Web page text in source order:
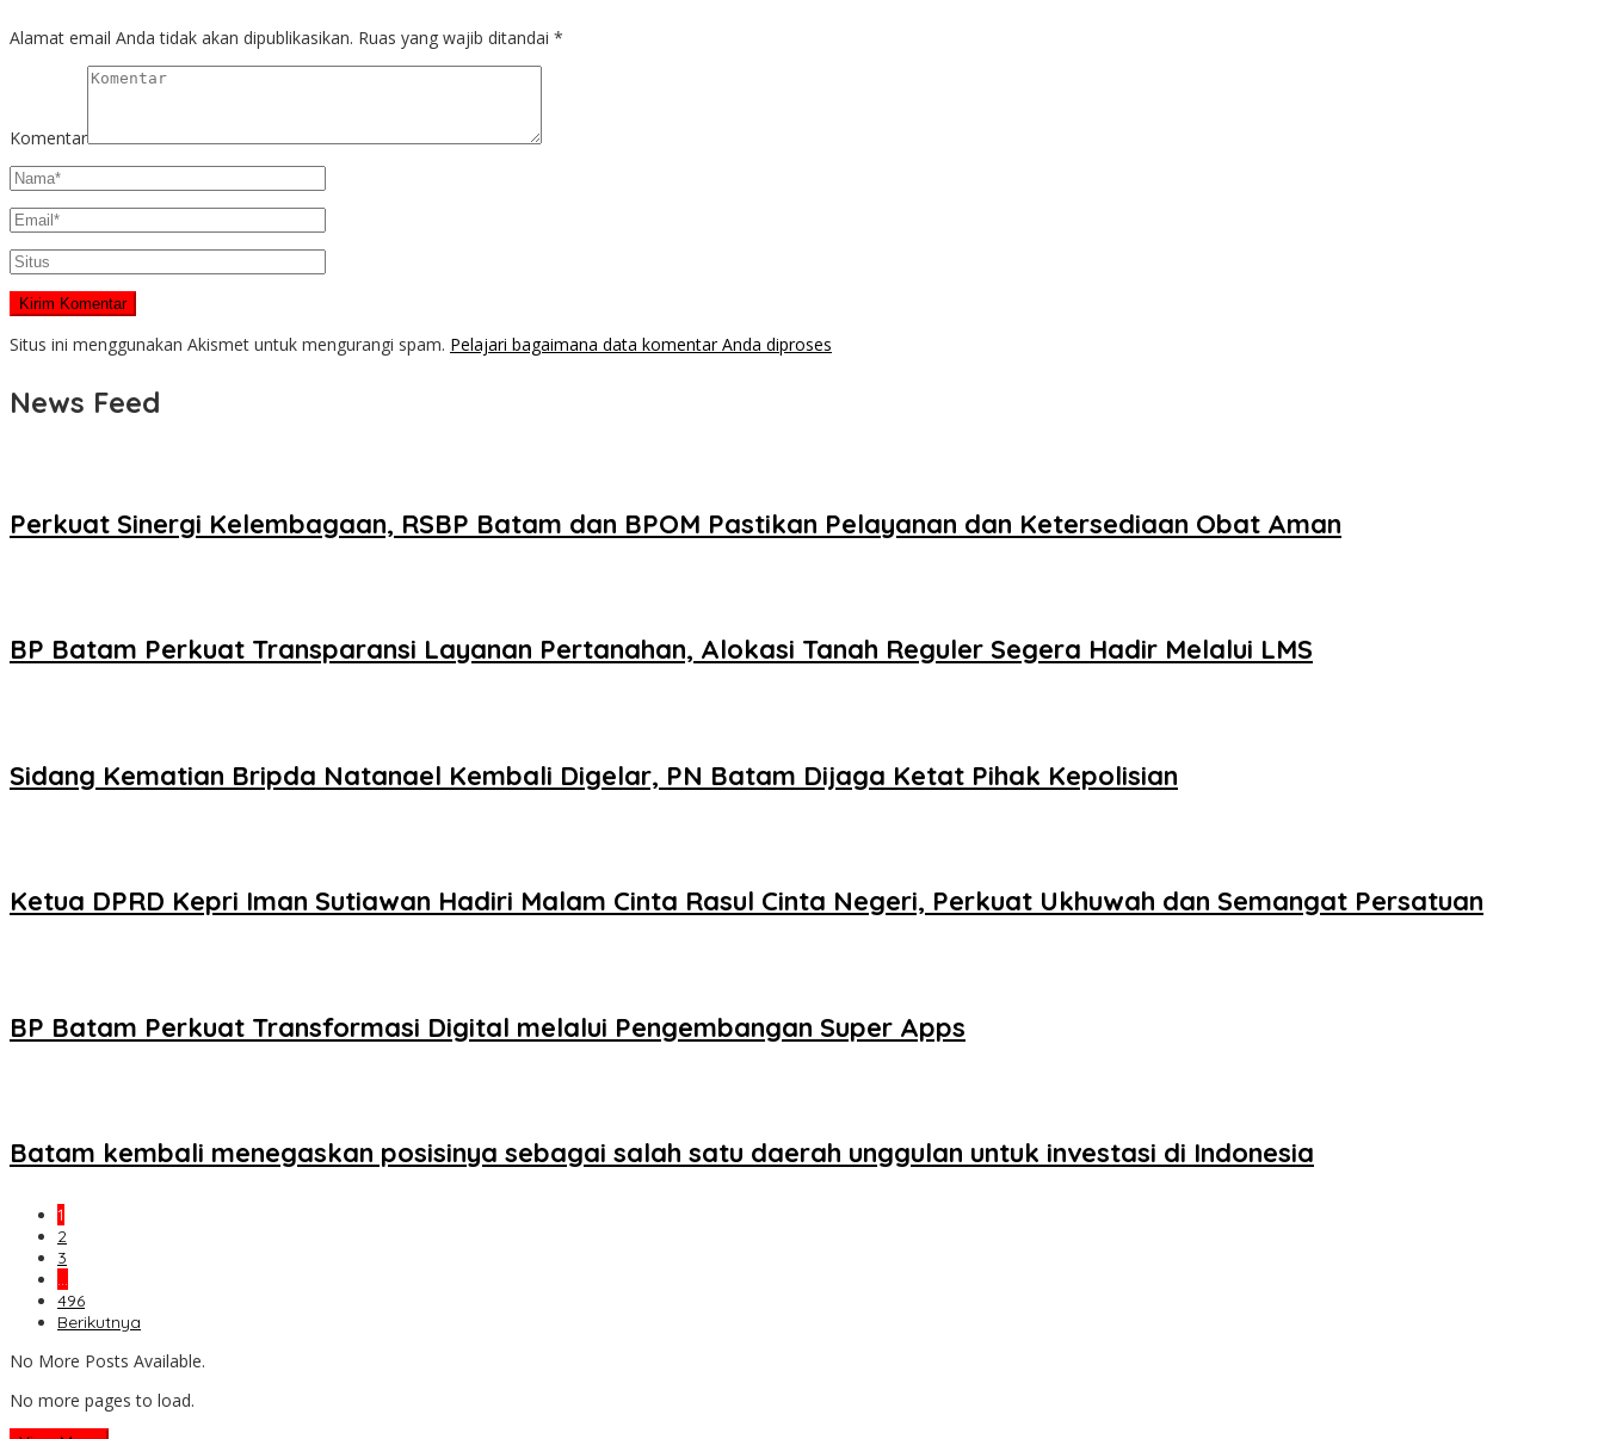
Alamat email Anda tidak akan dipublikasikan. Ruas yang wajib ditandai *
Komentar
Situs ini menggunakan Akismet untuk mengurangi spam. Pelajari bagaimana data komentar Anda diproses
News Feed
Perkuat Sinergi Kelembagaan, RSBP Batam dan BPOM Pastikan Pelayanan dan Ketersediaan Obat Aman
BP Batam Perkuat Transparansi Layanan Pertanahan, Alokasi Tanah Reguler Segera Hadir Melalui LMS
Sidang Kematian Bripda Natanael Kembali Digelar, PN Batam Dijaga Ketat Pihak Kepolisian
Ketua DPRD Kepri Iman Sutiawan Hadiri Malam Cinta Rasul Cinta Negeri, Perkuat Ukhuwah dan Semangat Persatuan
BP Batam Perkuat Transformasi Digital melalui Pengembangan Super Apps
Batam kembali menegaskan posisinya sebagai salah satu daerah unggulan untuk investasi di Indonesia
1
2
3
…
496
Berikutnya
No More Posts Available.
No more pages to load.